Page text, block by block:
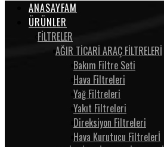
ANASAYFAM
ÜRÜNLER
FİLTRELER
AĞIR TİCARİ ARAÇ FİLTRELERİ
Bakım Filtre Seti
Hava Filtreleri
Yağ Filtreleri
Yakıt Filtreleri
Direksiyon Filtreleri
Hava Kurutucu Filtrelerİ